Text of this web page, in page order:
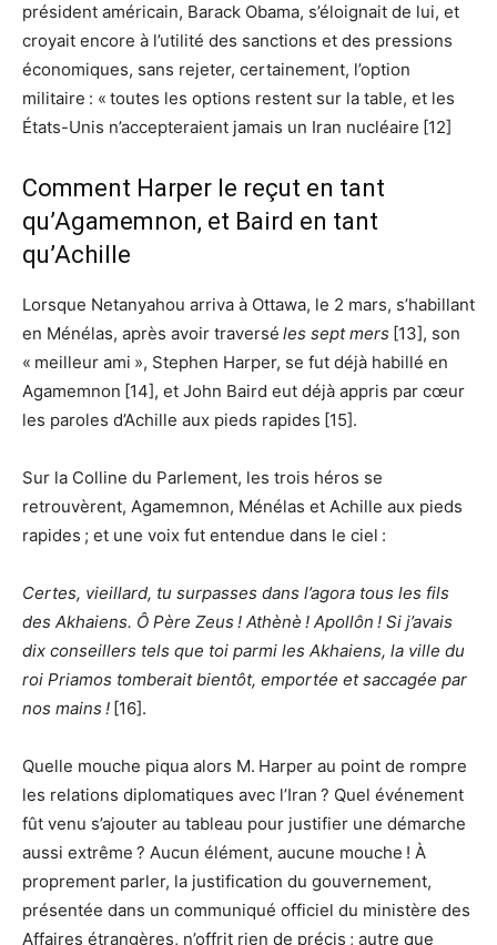
président américain, Barack Obama, s’éloignait de lui, et
croyait encore à l’utilité des sanctions et des pressions
économiques, sans rejeter, certainement, l’option
militaire : « toutes les options restent sur la table, et les
États-Unis n’accepteraient jamais un Iran nucléaire [12]
Comment Harper le reçut en tant
qu’Agamemnon, et Baird en tant
qu’Achille
Lorsque Netanyahou arriva à Ottawa, le 2 mars, s’habillant
en Ménélas, après avoir traversé les sept mers [13], son
« meilleur ami », Stephen Harper, se fut déjà habillé en
Agamemnon [14], et John Baird eut déjà appris par cœur
les paroles d’Achille aux pieds rapides [15].
Sur la Colline du Parlement, les trois héros se
retrouvèrent, Agamemnon, Ménélas et Achille aux pieds
rapides ; et une voix fut entendue dans le ciel :
Certes, vieillard, tu surpasses dans l’agora tous les fils
des Akhaiens. Ô Père Zeus ! Athènè ! Apollôn ! Si j’avais
dix conseillers tels que toi parmi les Akhaiens, la ville du
roi Priamos tomberait bientôt, emportée et saccagée par
nos mains ! [16].
Quelle mouche piqua alors M. Harper au point de rompre
les relations diplomatiques avec l’Iran ? Quel événement
fût venu s’ajouter au tableau pour justifier une démarche
aussi extrême ? Aucun élément, aucune mouche ! À
proprement parler, la justification du gouvernement,
présentée dans un communiqué officiel du ministère des
Affaires étrangères, n’offrit rien de précis ; autre que